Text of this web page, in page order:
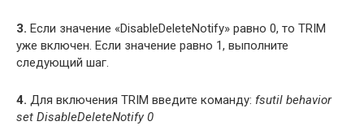
3. Если значение «DisableDeleteNotify» равно 0, то TRIM
уже включен. Если значение равно 1, выполните
следующий шаг.
4. Для включения TRIM введите команду: fsutil behavior
set DisableDeleteNotify 0